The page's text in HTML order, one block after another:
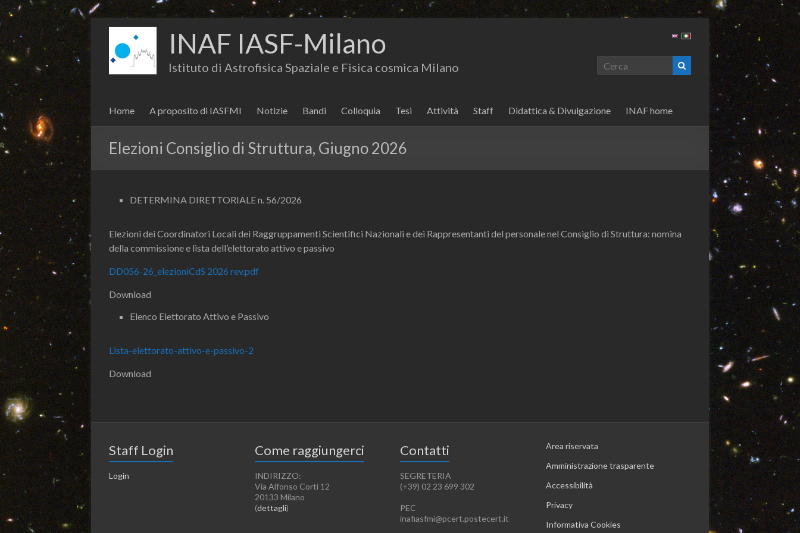
INAF IASF-Milano
Istituto di Astrofisica Spaziale e Fisica cosmica Milano
Home A proposito di IASFMI Notizie Bandi Colloquia Tesi Attività Staff Didattica & Divulgazione INAF home
Elezioni Consiglio di Struttura, Giugno 2026
DETERMINA DIRETTORIALE n. 56/2026
Elezioni dei Coordinatori Locali dei Raggruppamenti Scientifici Nazionali e dei Rappresentanti del personale nel Consiglio di Struttura: nomina
della commissione e lista dell’elettorato attivo e passivo
DD056-26_elezioniCdS 2026 rev.pdf
Download
Elenco Elettorato Attivo e Passivo
Lista-elettorato-attivo-e-passivo-2
Download
Staff Login
Login
Come raggiungerci
INDIRIZZO:
Via Alfonso Corti 12
20133 Milano
(dettagli)
Contatti
SEGRETERIA
(+39) 02 23 699 302
PEC
inafiasfmi@pcert.postecert.it
Area riservata
Amministrazione trasparente
Accessibilità
Privacy
Informativa Cookies